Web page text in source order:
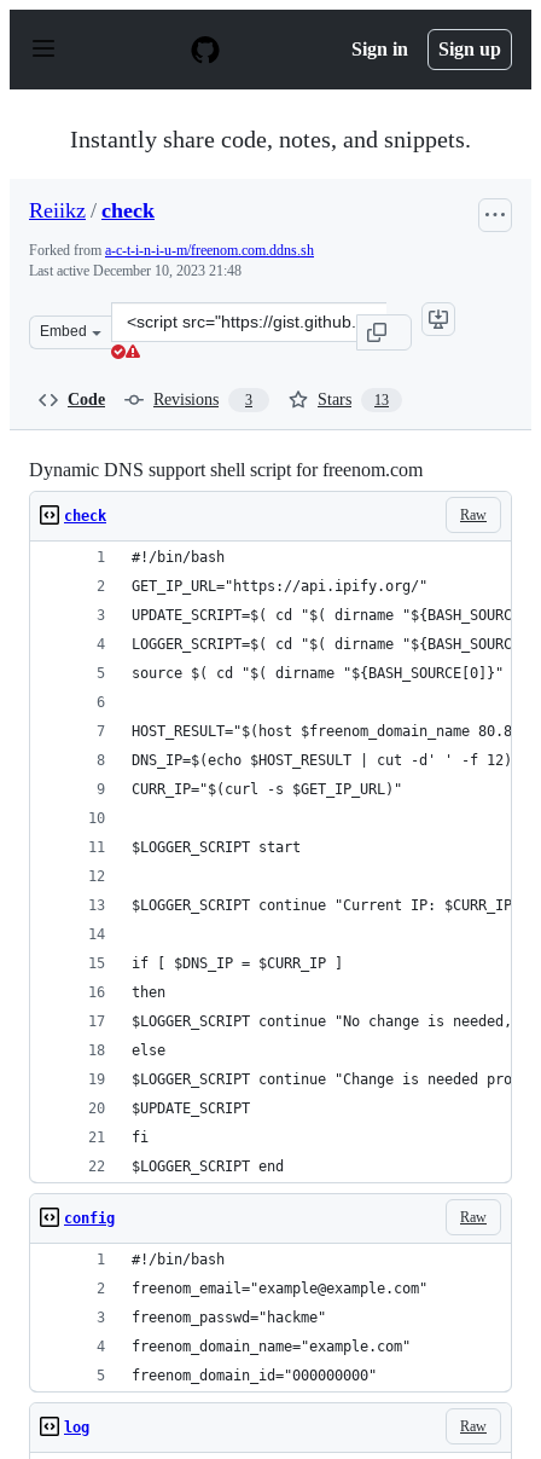
p
Sign in Sign up
Instantly share code, notes, and snippets.
Reiikz / check
Forked from a-c-t-i-n-i-u-m/freenom.com.ddns.sh
Last active December 10, 2023 21:48
Embed
Clone
this
Code Revisions 3 Stars 13
Dynamic DNS support shell script for freenom.com
Raw
check
#!/bin/bash
GET_IP_URL="https://api.ipify.org/"
UPDATE_SCRIPT=$( cd "$( dirname
LOGGER_SCRIPT=$( cd "$( dirname
source $( cd "$( dirname "${BASH_SOURCE[0]}"
HOST_RESULT="$(host $freenom_domain_name
DNS_IP=$(echo $HOST_RESULT | cut -d' ' -f 12)
CURR_IP="$(curl -s $GET_IP_URL)"
$LOGGER_SCRIPT start
$LOGGER_SCRIPT continue "Current IP: $CURR_IP
if [ $DNS_IP = $CURR_IP ]
then
$LOGGER_SCRIPT continue "No change is needed,
else
$LOGGER_SCRIPT continue "Change is needed
$UPDATE_SCRIPT
fi
$LOGGER_SCRIPT end
Raw
config
#!/bin/bash
freenom_email="example@example.com"
freenom_passwd="hackme"
freenom_domain_name="example.com"
freenom_domain_id="000000000"
Raw
log